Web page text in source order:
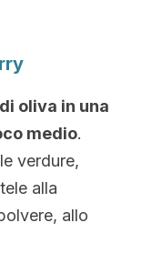
oliva in una
medio.
verdure,
alla
allo